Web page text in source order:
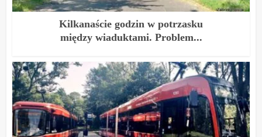
Kilkanaście godzin w potrzasku
między wiaduktami. Problem...